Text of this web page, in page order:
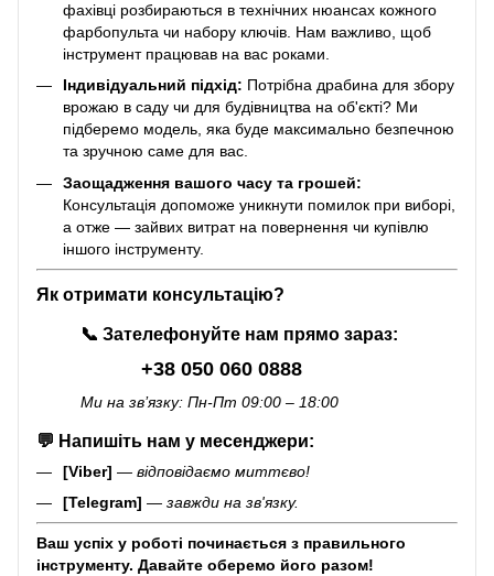
фахівці розбираються в технічних нюансах кожного
фарбопульта чи набору ключів. Нам важливо, щоб
інструмент працював на вас роками.
Індивідуальний підхід: Потрібна драбина для збору
врожаю в саду чи для будівництва на об'єкті? Ми
підберемо модель, яка буде максимально безпечною
та зручною саме для вас.
Заощадження вашого часу та грошей:
Консультація допоможе уникнути помилок при виборі,
а отже — зайвих витрат на повернення чи купівлю
іншого інструменту.
Як отримати консультацію?
📞 Зателефонуйте нам прямо зараз:
+38 050 060 0888
Ми на зв’язку: Пн-Пт 09:00 – 18:00
💬 Напишіть нам у месенджери:
[Viber] — відповідаємо миттєво!
[Telegram] — завжди на зв'язку.
Ваш успіх у роботі починається з правильного
інструменту. Давайте оберемо його разом!